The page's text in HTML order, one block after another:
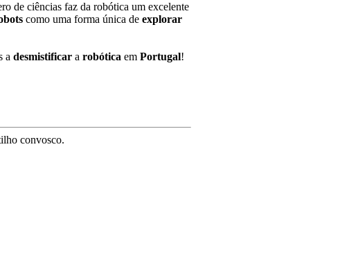
de ciências faz da robótica um excelente
como uma forma única de explorar
a desmistificar a robótica em Portugal!
convosco.